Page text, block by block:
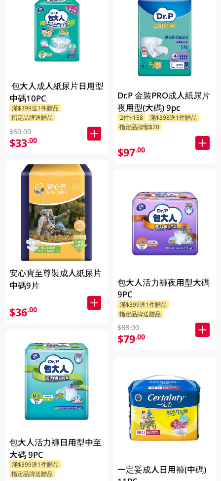
包大人成人紙尿片日用型
中碼10PC
滿$399送1件贈品
指定品牌送贈品
$50.00
$33.00
安心寶至尊裝成人紙尿片
中碼9片
$36.00
包大人活力褲日用型中至
大碼 9PC
滿$399送1件贈品
指定品牌送贈品
Dr.P 金裝PRO成人紙尿片
夜用型(大碼) 9pc
2件$158
滿$398送1件贈品
指定品牌慳$20
$97.00
包大人活力褲夜用型大碼
9PC
滿$399送1件贈品
指定品牌送贈品
$88.00
$79.00
一定妥成人日用褲(中碼)